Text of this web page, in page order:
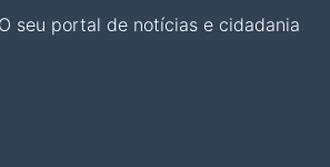
seu portal de notícias e cidadania